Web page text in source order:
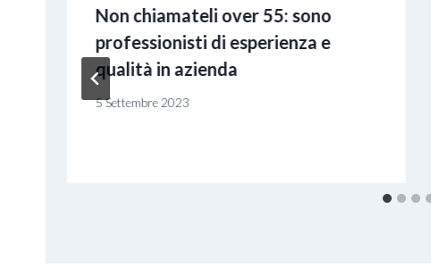
Non chiamateli over 55: sono
professionisti di esperienza e
qualità in azienda
5 Settembre 2023